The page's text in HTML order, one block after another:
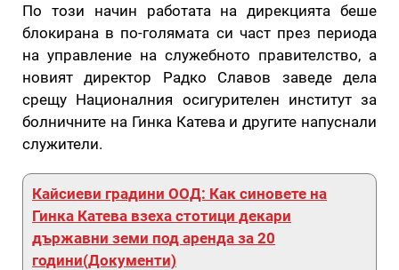
По този начин работата на дирекцията беше
блокирана в по-голямата си част през периода
на управление на служебното правителство, а
новият директор Радко Славов заведе дела
срещу Националния осигурителен институт за
болничните на Гинка Катева и другите напуснали
служители.
Кайсиеви градини ООД: Как синовете на
Гинка Катева взеха стотици декари
държавни земи под аренда за 20
години(Документи)